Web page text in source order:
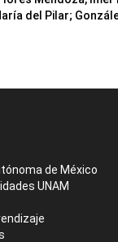
del Pilar;
de México
UNAM